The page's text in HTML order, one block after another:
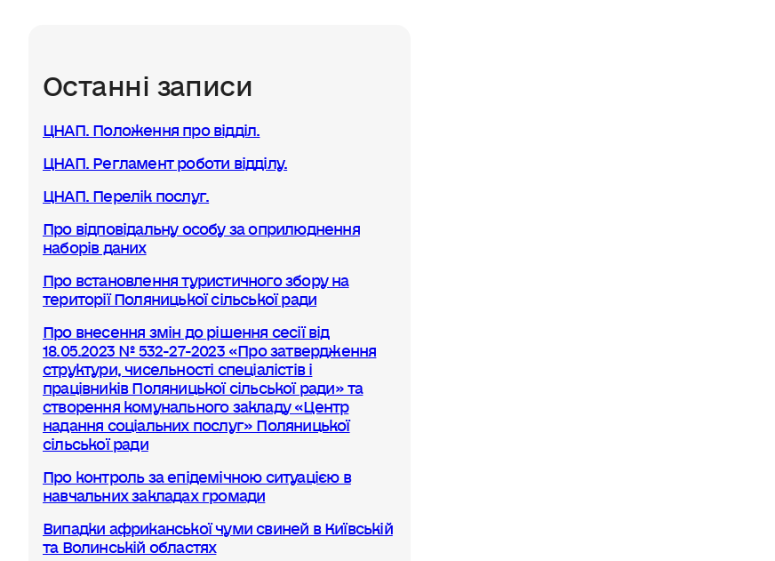
Останні записи
ЦНАП. Положення про відділ.
ЦНАП. Регламент роботи відділу.
ЦНАП. Перелік послуг.
Про відповідальну особу за оприлюднення
наборів даних
Про встановлення туристичного збору на
території Поляницької сільської ради
Про внесення змін до рішення сесії від
18.05.2023 № 532-27-2023 «Про затвердження
структури, чисельності спеціалістів і
працівників Поляницької сільської ради» та
створення комунального закладу «Центр
надання соціальних послуг» Поляницької
сільської ради
Про контроль за епідемічною ситуацією в
навчальних закладах громади
Випадки африканської чуми свиней в Київській
та Волинській областях